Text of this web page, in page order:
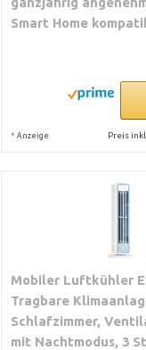
Smart Home
* Anzeige Preis
Mobiler Luftkühler
Tragbare
Schlafzimmer,
mit Nachtmodus, 3